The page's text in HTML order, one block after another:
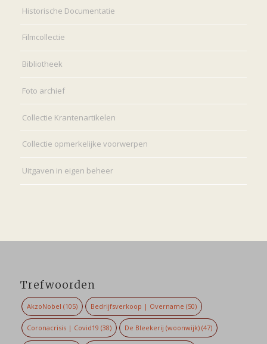
Historische Documentatie
Filmcollectie
Bibliotheek
Foto archief
Collectie Krantenartikelen
Collectie opmerkelijke voorwerpen
Uitgaven in eigen beheer
Trefwoorden
AkzoNobel (105) Bedrijfsverkoop | Overname (50)
Coronacrisis | Covid19 (38) De Bleekerij (woonwijk) (47)